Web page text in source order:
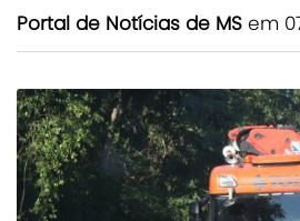
Portal de Notícias de MS em